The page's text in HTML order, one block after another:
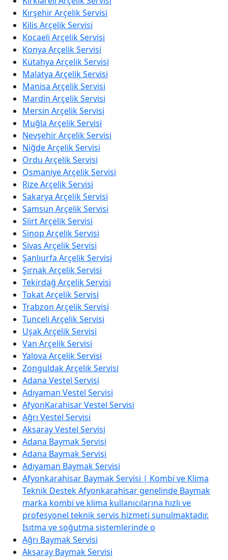
Kırşehir Arçelik Servisi
Kilis Arçelik Servisi
Kocaeli Arçelik Servisi
Konya Arçelik Servisi
Kütahya Arçelik Servisi
Malatya Arçelik Servisi
Manisa Arçelik Servisi
Mardin Arçelik Servisi
Mersin Arçelik Servisi
Muğla Arçelik Servisi
Nevşehir Arçelik Servisi
Niğde Arçelik Servisi
Ordu Arçelik Servisi
Osmaniye Arçelik Servisi
Rize Arçelik Servisi
Sakarya Arçelik Servisi
Samsun Arçelik Servisi
Siirt Arçelik Servisi
Sinop Arçelik Servisi
Sivas Arçelik Servisi
Şanlıurfa Arçelik Servisi
Şırnak Arçelik Servisi
Tekirdağ Arçelik Servisi
Tokat Arçelik Servisi
Trabzon Arçelik Servisi
Tunceli Arçelik Servisi
Uşak Arçelik Servisi
Van Arçelik Servisi
Yalova Arçelik Servisi
Zonguldak Arçelik Servisi
Adana Vestel Servisi
Adıyaman Vestel Servisi
AfyonKarahisar Vestel Servisi
Ağrı Vestel Servisi
Aksaray Vestel Servisi
Adana Baymak Servisi
Adana Baymak Servisi
Adıyaman Baymak Servisi
Afyonkarahisar Baymak Servisi | Kombi ve Klima
Teknik Destek Afyonkarahisar genelinde Baymak
marka kombi ve klima kullanıcılarına hızlı ve
profesyonel teknik servis hizmeti sunulmaktadır.
Isıtma ve soğutma sistemlerinde o
Ağrı Baymak Servisi
Aksaray Baymak Servisi